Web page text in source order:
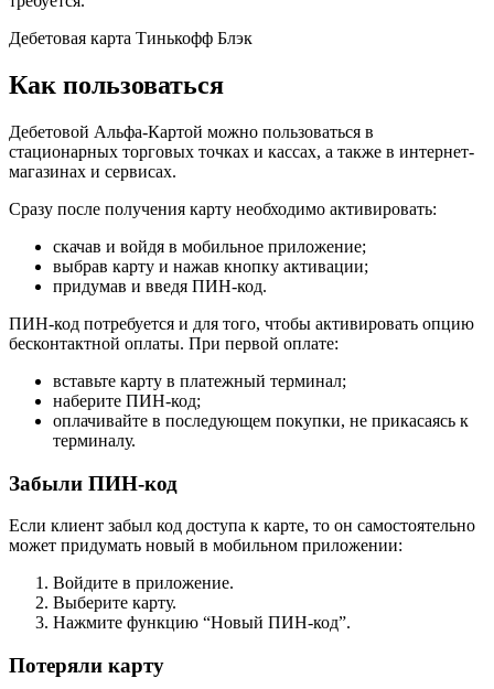
Дебетовая карта Тинькофф Блэк
Как пользоваться
Дебетовой Альфа-Картой можно пользоваться в
стационарных торговых точках и кассах, а также в интернет-
магазинах и сервисах.
Сразу после получения карту необходимо активировать:
скачав и войдя в мобильное приложение;
выбрав карту и нажав кнопку активации;
придумав и введя ПИН-код.
ПИН-код потребуется и для того, чтобы активировать опцию
бесконтактной оплаты. При первой оплате:
вставьте карту в платежный терминал;
наберите ПИН-код;
оплачивайте в последующем покупки, не прикасаясь к
терминалу.
Забыли ПИН-код
Если клиент забыл код доступа к карте, то он самостоятельно
может придумать новый в мобильном приложении:
Войдите в приложение.
Выберите карту.
Нажмите функцию “Новый ПИН-код”.
Потеряли карту